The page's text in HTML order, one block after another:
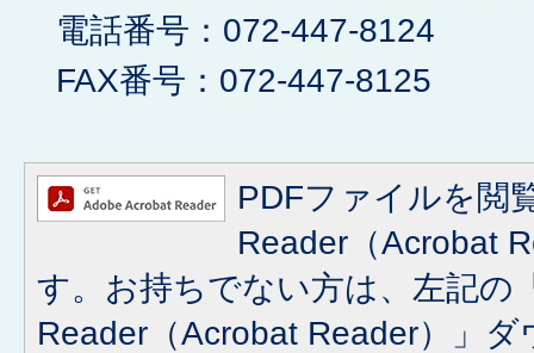
電話番号：072-447-8124
FAX番号：072-447-8125
PDFファイルを閲
Reader（Acrobat
す。お持ちでない方は、左記の
Reader（Acrobat Reader）」